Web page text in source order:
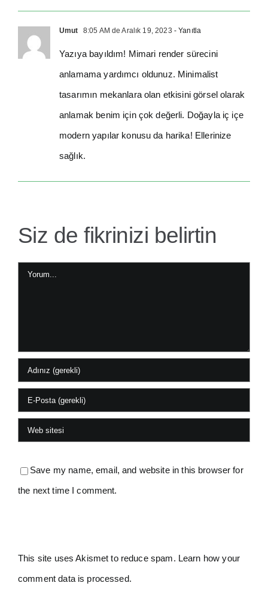
Umut 8:05 AM de Aralık 19, 2023 - Yanıtla
Yazıya bayıldım! Mimari render sürecini
anlamama yardımcı oldunuz. Minimalist
tasarımın mekanlara olan etkisini görsel olarak
anlamak benim için çok değerli. Doğayla iç içe
modern yapılar konusu da harika! Ellerinize
sağlık.
Siz de fikrinizi belirtin
Yorum
Save my name, email, and website in this browser for
the next time I comment.
This site uses Akismet to reduce spam. Learn how your
comment data is processed.